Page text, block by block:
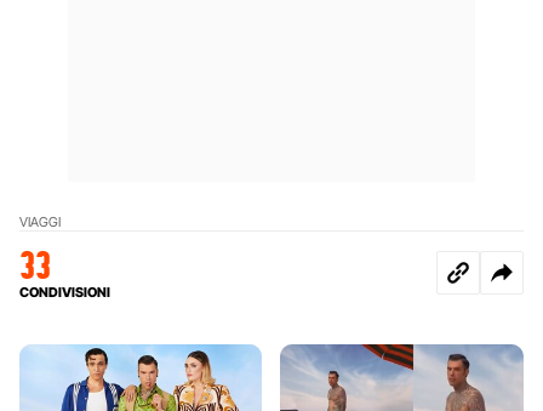
VIAGGI
33
CONDIVISIONI